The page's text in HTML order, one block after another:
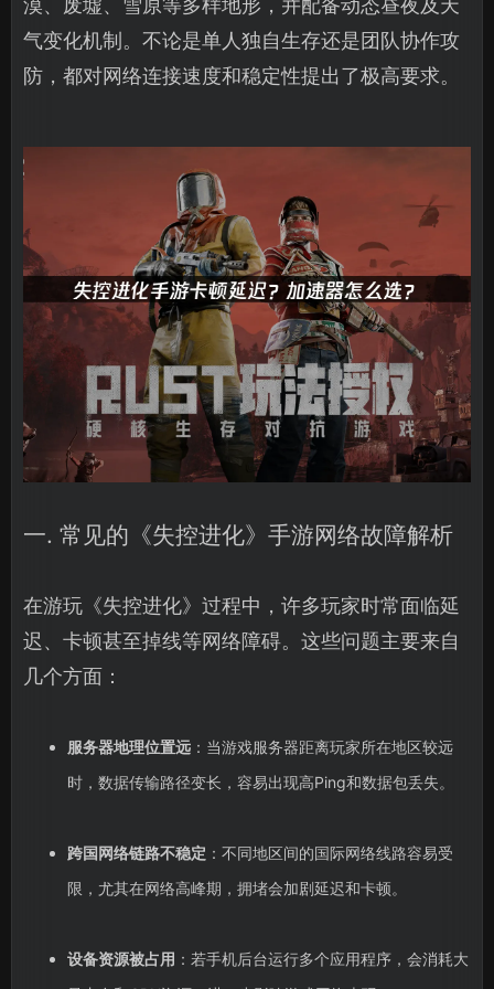
漠、废墟、雪原等多样地形，并配备动态昼夜及天
气变化机制。不论是单人独自生存还是团队协作攻
防，都对网络连接速度和稳定性提出了极高要求。
一. 常见的《失控进化》手游网络故障解析
在游玩《失控进化》过程中，许多玩家时常面临延
迟、卡顿甚至掉线等网络障碍。这些问题主要来自
几个方面：
服务器地理位置远：当游戏服务器距离玩家所在地区较远
时，数据传输路径变长，容易出现高Ping和数据包丢失。
跨国网络链路不稳定 ：不同地区间的国际网络线路容易受
限，尤其在网络高峰期，拥堵会加剧延迟和卡顿。
设备资源被占用 ：若手机后台运行多个应用程序，会消耗大